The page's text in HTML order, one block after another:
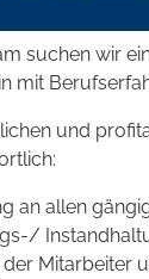
suchen wir
mit
und
an allen
Mitarbeiter